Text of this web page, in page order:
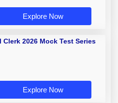
Explore Now
Clerk 2026 Mock Test Series
Explore Now